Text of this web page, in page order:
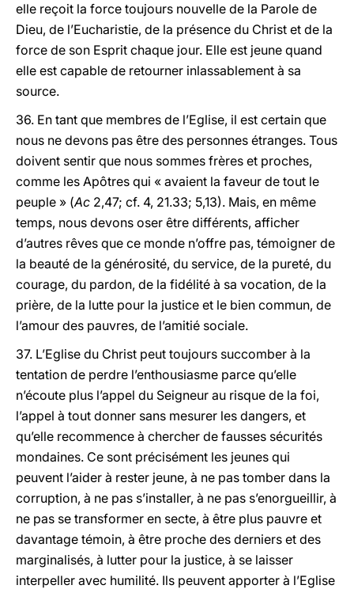
elle reçoit la force toujours nouvelle de la Parole de
Dieu, de l’Eucharistie, de la présence du Christ et de la
force de son Esprit chaque jour. Elle est jeune quand
elle est capable de retourner inlassablement à sa
source.
36. En tant que membres de l’Eglise, il est certain que
nous ne devons pas être des personnes étranges. Tous
doivent sentir que nous sommes frères et proches,
comme les Apôtres qui « avaient la faveur de tout le
peuple » (Ac 2,47; cf. 4, 21.33; 5,13). Mais, en même
temps, nous devons oser être différents, afficher
d’autres rêves que ce monde n’offre pas, témoigner de
la beauté de la générosité, du service, de la pureté, du
courage, du pardon, de la fidélité à sa vocation, de la
prière, de la lutte pour la justice et le bien commun, de
l’amour des pauvres, de l’amitié sociale.
37. L’Eglise du Christ peut toujours succomber à la
tentation de perdre l’enthousiasme parce qu’elle
n’écoute plus l’appel du Seigneur au risque de la foi,
l’appel à tout donner sans mesurer les dangers, et
qu’elle recommence à chercher de fausses sécurités
mondaines. Ce sont précisément les jeunes qui
peuvent l’aider à rester jeune, à ne pas tomber dans la
corruption, à ne pas s’installer, à ne pas s’enorgueillir, à
ne pas se transformer en secte, à être plus pauvre et
davantage témoin, à être proche des derniers et des
marginalisés, à lutter pour la justice, à se laisser
interpeller avec humilité. Ils peuvent apporter à l’Eglise